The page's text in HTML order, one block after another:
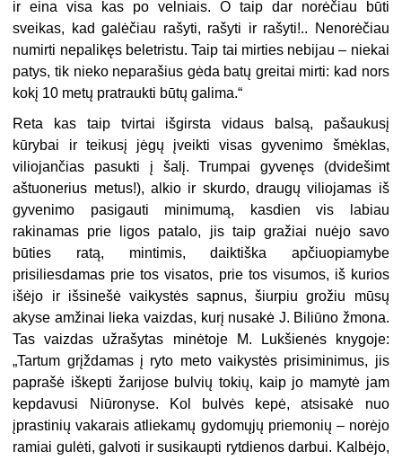
ir eina visa kas po velniais. O taip dar norėčiau būti
sveikas, kad galėčiau rašyti, rašyti ir rašyti!.. Nenorėčiau
numirti nepalikęs beletristu. Taip tai mirties nebijau – niekai
patys, tik nieko neparašius gėda batų greitai mirti: kad nors
kokį 10 metų pratraukti būtų galima.“
Reta kas taip tvirtai išgirsta vidaus balsą, pašaukusį
kūrybai ir teikusį jėgų įveikti visas gyvenimo šmėklas,
viliojančias pasukti į šalį. Trumpai gyvenęs (dvidešimt
aštuonerius metus!), alkio ir skurdo, draugų viliojamas iš
gyvenimo pasigauti minimumą, kasdien vis la­biau
rakinamas prie ligos patalo, jis taip gražiai nuėjo savo
būties ratą, mintimis, daiktiška apčiuopiamybe
prisiliesdamas prie tos vi­satos, prie tos visumos, iš kurios
išėjo ir išsinešė vaikystės sapnus, šiurpiu grožiu mūsų
akyse amžinai lieka vaizdas, kurį nusakė J. Bi­liūno žmona.
Tas vaizdas užrašytas minėtoje M. Lukšienės knygoje:
„Tartum grįždamas į ryto meto vaikystės prisiminimus, jis
paprašė iškepti žarijose bulvių tokių, kaip jo mamytė jam
kepdavusi Niūro­nyse. Kol bulvės kepė, atsisakė nuo
įprastinių vakarais atliekamų gydomųjų priemonių – norėjo
ramiai gulėti, galvoti ir susikaupti ryt­dienos darbui. Kalbėjo,